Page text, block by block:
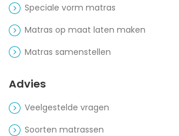
Speciale vorm matras
Matras op maat laten maken
Matras samenstellen
Advies
Veelgestelde vragen
Soorten matrassen